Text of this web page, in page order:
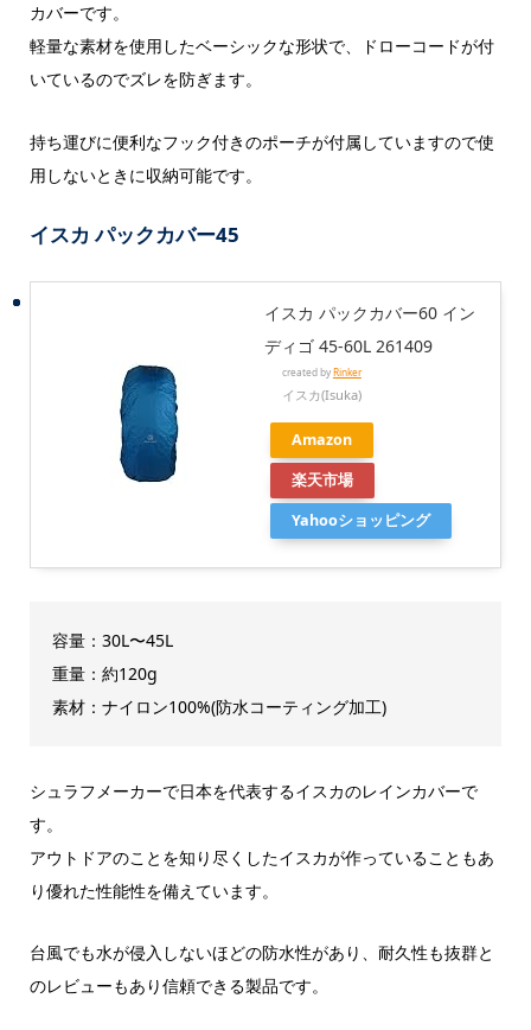
カバーです。
軽量な素材を使用したベーシックな形状で、ドローコードが付
いているのでズレを防ぎます。
持ち運びに便利なフック付きのポーチが付属していますので使
用しないときに収納可能です。
イスカ パックカバー45
イスカ パックカバー60 イン
ディゴ 45-60L 261409
created byRinker
イスカ(Isuka)
Amazon
楽天市場
Yahooショッピング
容量：30L〜45L
重量：約120g
素材：ナイロン100%(防水コーティング加工)
シュラフメーカーで日本を代表するイスカのレインカバーで
す。
アウトドアのことを知り尽くしたイスカが作っていることもあ
り優れた性能性を備えています。
台風でも水が侵入しないほどの防水性があり、耐久性も抜群と
のレビューもあり信頼できる製品です。